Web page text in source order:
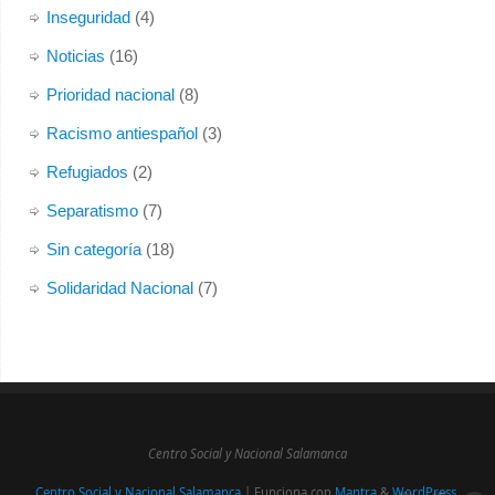
Inseguridad(4)
Noticias (16)
Prioridad nacional(8)
Racismo antiespañol(3)
Refugiados (2)
Separatismo(7)
Sin categoría(18)
Solidaridad Nacional(7)
Centro Social y Nacional Salamanca